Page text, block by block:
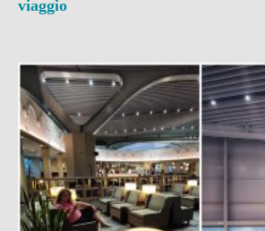
viaggio